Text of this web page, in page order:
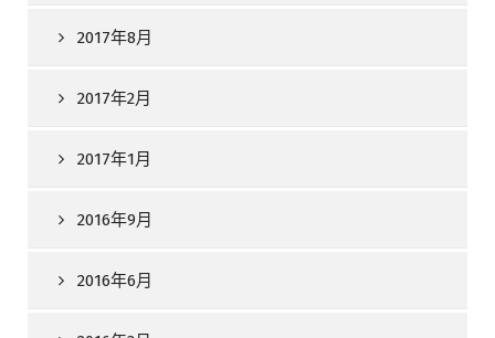
2017年8月
2017年2月
2017年1月
2016年9月
2016年6月